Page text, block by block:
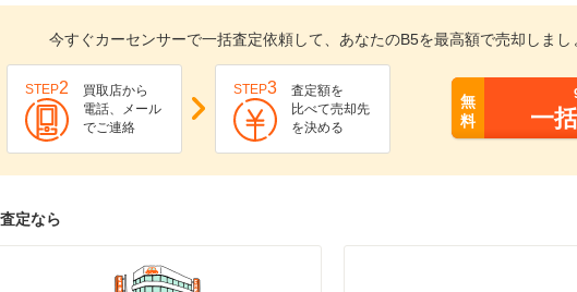
今すぐカーセンサーで一括査定依頼して、あなたのB5を最高額で売却しまし
STEP2
買取店から
電話、メール
でご連絡
STEP3
査定額を
比べて売却先
を決める
無
料
一
定なら